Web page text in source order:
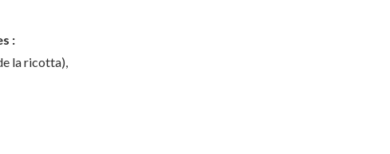
:
la ricotta),